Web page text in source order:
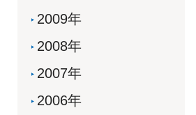
2009年
2008年
2007年
2006年